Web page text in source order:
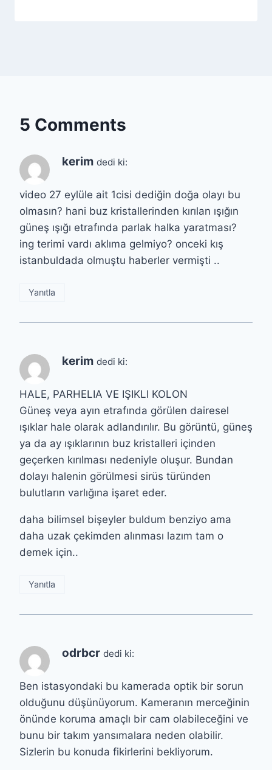
5 Comments
kerim dedi ki:
video 27 eylüle ait 1cisi dediğin doğa olayı bu
olmasın? hani buz kristallerinden kırılan ışığın
güneş ışığı etrafında parlak halka yaratması?
ing terimi vardı aklıma gelmiyo? onceki kış
istanbuldada olmuştu haberler vermişti ..
Yanıtla
kerim dedi ki:
HALE, PARHELIA VE IŞIKLI KOLON
Güneş veya ayın etrafında görülen dairesel
ışıklar hale olarak adlandırılır. Bu görüntü, güneş
ya da ay ışıklarının buz kristalleri içinden
geçerken kırılması nedeniyle oluşur. Bundan
dolayı halenin görülmesi sirüs türünden
bulutların varlığına işaret eder.
daha bilimsel bişeyler buldum benziyo ama
daha uzak çekimden alınması lazım tam o
demek için..
Yanıtla
odrbcr dedi ki:
Ben istasyondaki bu kamerada optik bir sorun
olduğunu düşünüyorum. Kameranın merceğinin
önünde koruma amaçlı bir cam olabileceğini ve
bunu bir takım yansımalara neden olabilir.
Sizlerin bu konuda fikirlerini bekliyorum.